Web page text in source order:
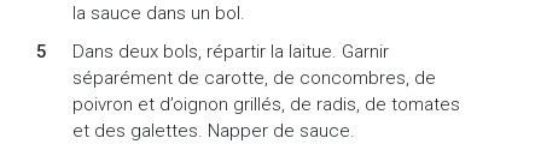
la sauce dans un bol.
Dans deux bols, répartir la laitue. Garnir
séparément de carotte, de concombres, de
poivron et d’oignon grillés, de radis, de tomates
et des galettes. Napper de sauce.